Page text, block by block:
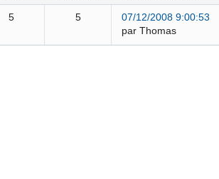
5 5
07/12/2008 9:00:53
par Thomas